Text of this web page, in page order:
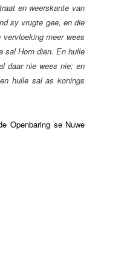
en weerskante van
sy vrugte gee, en die
meer wees
sal Hom dien. En hulle
daar nie wees nie; en
hulle sal as konings
Openbaring se Nuwe